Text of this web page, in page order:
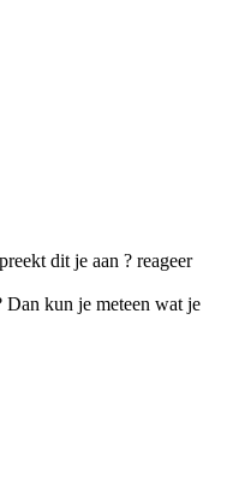
dit je aan ? reageer
Dan kun je meteen wat je